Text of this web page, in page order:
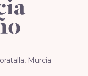
Murcia